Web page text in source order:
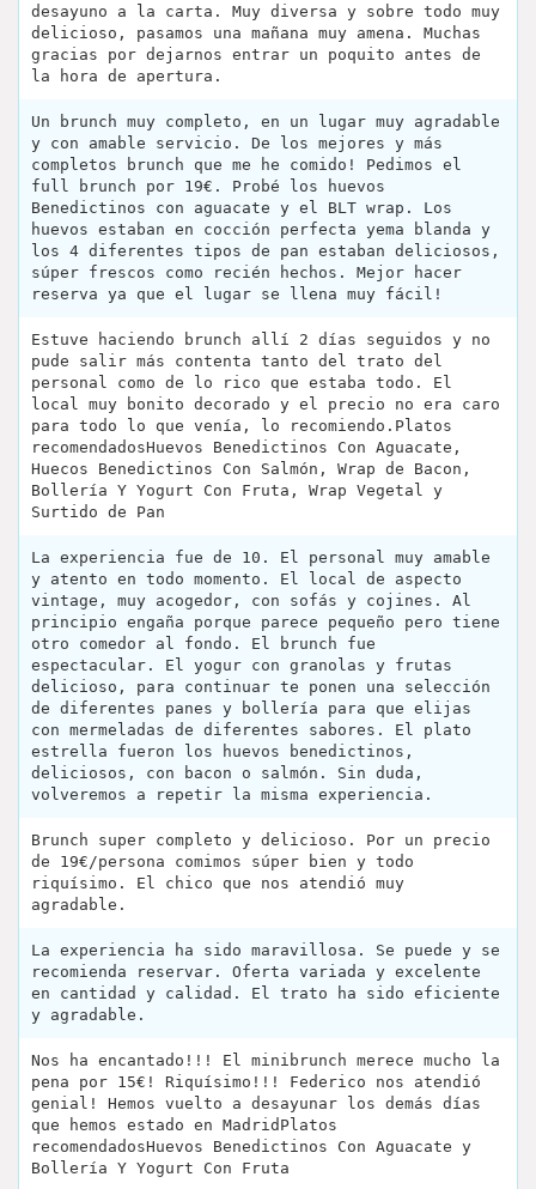
desayuno a la carta. Muy diversa y sobre todo muy
delicioso, pasamos una mañana muy amena. Muchas
gracias por dejarnos entrar un poquito antes de
la hora de apertura.
Un brunch muy completo, en un lugar muy agradable
y con amable servicio. De los mejores y más
completos brunch que me he comido! Pedimos el
full brunch por 19€. Probé los huevos
Benedictinos con aguacate y el BLT wrap. Los
huevos estaban en cocción perfecta yema blanda y
los 4 diferentes tipos de pan estaban deliciosos,
súper frescos como recién hechos. Mejor hacer
reserva ya que el lugar se llena muy fácil!
Estuve haciendo brunch allí 2 días seguidos y no
pude salir más contenta tanto del trato del
personal como de lo rico que estaba todo. El
local muy bonito decorado y el precio no era caro
para todo lo que venía, lo recomiendo.Platos
recomendadosHuevos Benedictinos Con Aguacate,
Huecos Benedictinos Con Salmón, Wrap de Bacon,
Bollería Y Yogurt Con Fruta, Wrap Vegetal y
Surtido de Pan
La experiencia fue de 10. El personal muy amable
y atento en todo momento. El local de aspecto
vintage, muy acogedor, con sofás y cojines. Al
principio engaña porque parece pequeño pero tiene
otro comedor al fondo. El brunch fue
espectacular. El yogur con granolas y frutas
delicioso, para continuar te ponen una selección
de diferentes panes y bollería para que elijas
con mermeladas de diferentes sabores. El plato
estrella fueron los huevos benedictinos,
deliciosos, con bacon o salmón. Sin duda,
volveremos a repetir la misma experiencia.
Brunch super completo y delicioso. Por un precio
de 19€/persona comimos súper bien y todo
riquísimo. El chico que nos atendió muy
agradable.
La experiencia ha sido maravillosa. Se puede y se
recomienda reservar. Oferta variada y excelente
en cantidad y calidad. El trato ha sido eficiente
y agradable.
Nos ha encantado!!! El minibrunch merece mucho la
pena por 15€! Riquísimo!!! Federico nos atendió
genial! Hemos vuelto a desayunar los demás días
que hemos estado en MadridPlatos
recomendadosHuevos Benedictinos Con Aguacate y
Bollería Y Yogurt Con Fruta